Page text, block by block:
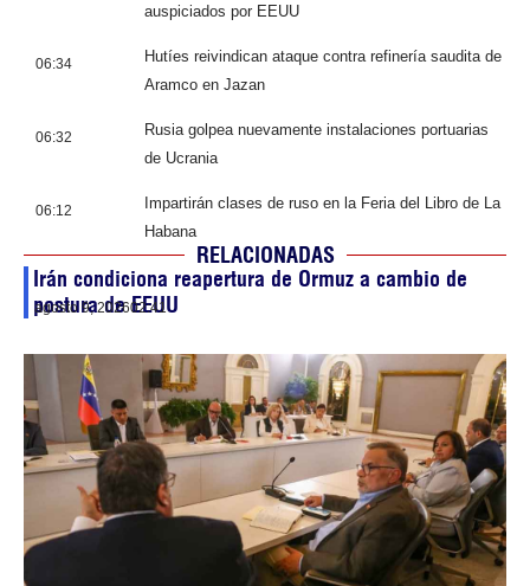
auspiciados por EEUU
06:34
Hutíes reivindican ataque contra refinería saudita de
Aramco en Jazan
06:32
Rusia golpea nuevamente instalaciones portuarias
de Ucrania
06:12
Impartirán clases de ruso en la Feria del Libro de La
Habana
RELACIONADAS
Irán condiciona reapertura de Ormuz a cambio de
postura de EEUU
agosto 9, 202602:41